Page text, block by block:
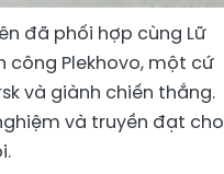
đã phối hợp cùng Lữ
công Plekhovo, một cứ
và giành chiến thắng.
và truyền đạt cho